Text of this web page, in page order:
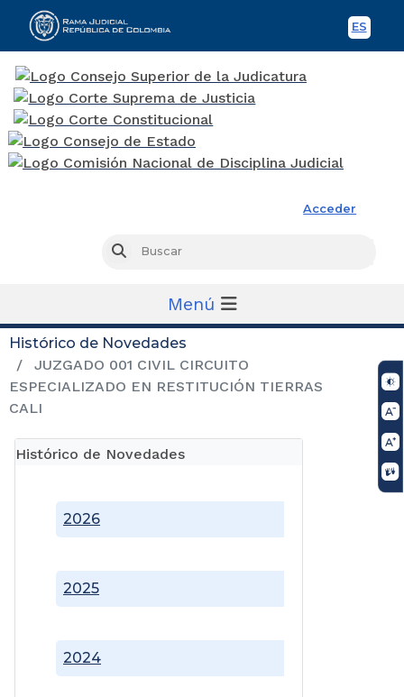
ES
Acceder
Buscar
Menú
Histórico de Novedades
JUZGADO 001 CIVIL CIRCUITO
ESPECIALIZADO EN RESTITUCIÓN TIERRAS
CALI
Histórico de Novedades
2024
2025
2026